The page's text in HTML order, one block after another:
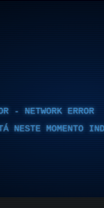
- NETWORK ERROR
NESTE MOMENTO